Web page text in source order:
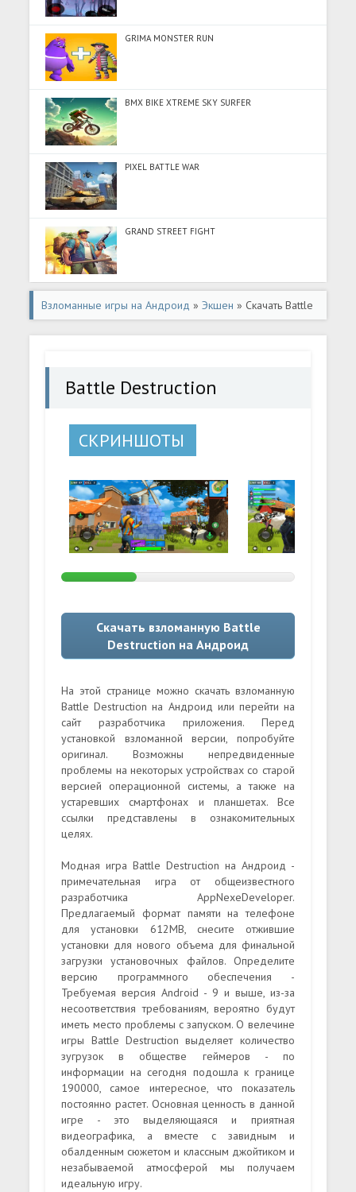
GRIMA MONSTER RUN
BMX BIKE XTREME SKY SURFER
PIXEL BATTLE WAR
GRAND STREET FIGHT
Взломанные игры на Андроид »Экшен » Скачать Battle
Destruction (Много денег) на Андроид
Battle Destruction
СКРИНШОТЫ
Скачать взломанную Battle
Destruction на Андроид
На этой странице можно скачать взломанную
Battle Destruction на Андроид или перейти на
сайт разработчика приложения. Перед
установкой взломанной версии, попробуйте
оригинал. Возможны непредвиденные
проблемы на некоторых устройствах со старой
версией операционной системы, а также на
устаревших смартфонах и планшетах. Все
ссылки представлены в ознакомительных
целях.
Модная игра Battle Destruction на Андроид -
примечательная игра от общеизвестного
разработчика AppNexeDeveloper.
Предлагаемый формат памяти на телефоне
для установки 612MB, снесите отжившие
установки для нового объема для финальной
загрузки установочных файлов. Определите
версию программного обеспечения -
Требуемая версия Android - 9 и выше, из-за
несоответствия требованиям, вероятно будут
иметь место проблемы с запуском. О велечине
игры Battle Destruction выделяет количество
зугрузок в обществе геймеров - по
информации на сегодня подошла к границе
190000, самое интересное, что показатель
постоянно растет. Основная ценность в данной
игре - это выделяющаяся и приятная
видеографика, а вместе с завидным и
обалденным сюжетом и классным джойтиком и
незабываемой атмосферой мы получаем
идеальную игру.